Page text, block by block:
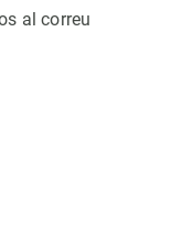
al correu